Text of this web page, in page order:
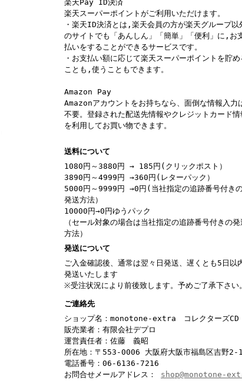
楽天Pay ID決済
楽天スーパーポイントがご利用いただけます。
・楽天ID決済とは,楽天会員の方が楽天グループ以
のサイトでも「あんしん」「簡単」「便利」に,お
払いをすることができるサービスです。
・お支払い額に応じて楽天スーパーポイントを貯め
ことも,使うこともできます。
Amazon Pay
Amazonアカウントをお持ちなら、面倒な情報入力
不要。登録された配送先情報やクレジットカード情
を利用してお買い物できます。
送料について
1080円～3880円 → 185円(クリックポスト）
3890円～4999円 →360円(レターパック）
5000円～9999円 →0円(当社指定の追跡番号付き
発送方法）
10000円→0円ゆうパック
（セール対象の場合は当社指定の追跡番号付きの発
方法）
発送について
ご入金確認後、通常は翌々日発送、遅くとも5日以
発送いたします
※受注状況により前後致します。予めご了承下さい。
ご連絡先
ショップ名：monotone-extra コレクターズCD
販売業者：有限会社デプロ
運営責任者：佐藤 義昭
所在地：〒553-0006 大阪府大阪市福島区吉野2-
電話番号：06-6136-7216
お問合せメールアドレス： shop@monotone-